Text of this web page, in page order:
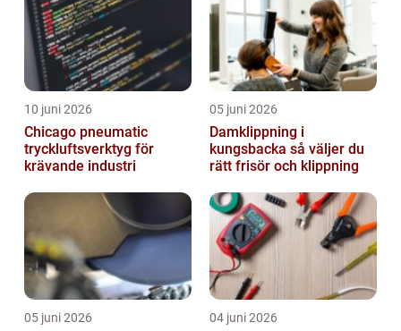
10 juni 2026
Chicago pneumatic
tryckluftsverktyg för
krävande industri
05 juni 2026
Damklippning i
kungsbacka så väljer du
rätt frisör och klippning
05 juni 2026 04 juni 2026